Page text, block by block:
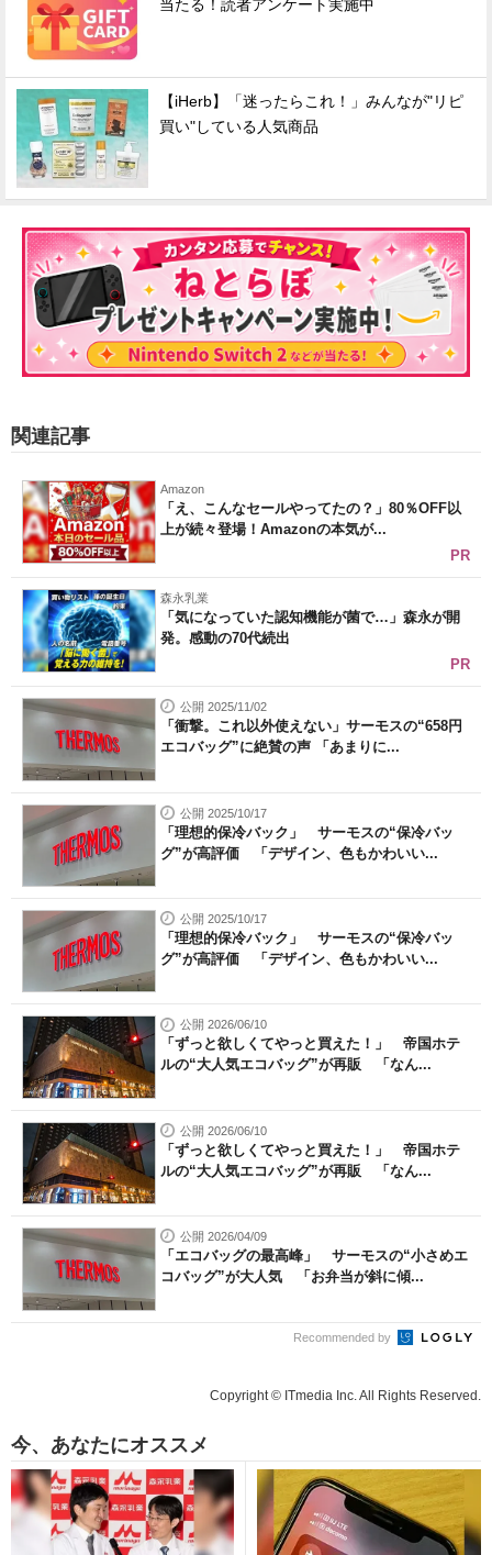
当たる！読者アンケート実施中
【iHerb】「迷ったらこれ！」みんなが"リピ
買い"している人気商品
関連記事
Amazon
「え、こんなセールやってたの？」80％OFF以
上が続々登場！Amazonの本気が...
PR
森永乳業
「気になっていた認知機能が菌で…」森永が開
発。感動の70代続出
PR
公開 2025/11/02
「衝撃。これ以外使えない」サーモスの“658円
エコバッグ”に絶賛の声 「あまりに...
公開 2025/10/17
「理想的保冷バック」 サーモスの“保冷バッ
グ”が高評価 「デザイン、色もかわいい...
公開 2025/10/17
「理想的保冷バック」 サーモスの“保冷バッ
グ”が高評価 「デザイン、色もかわいい...
公開 2026/06/10
「ずっと欲しくてやっと買えた！」 帝国ホテ
ルの“大人気エコバッグ”が再販 「なん...
公開 2026/06/10
「ずっと欲しくてやっと買えた！」 帝国ホテ
ルの“大人気エコバッグ”が再販 「なん...
公開 2026/04/09
「エコバッグの最高峰」 サーモスの“小さめエ
コバッグ”が大人気 「お弁当が斜に傾...
Recommended by
Copyright © ITmedia Inc. All Rights Reserved.
今、あなたにオススメ